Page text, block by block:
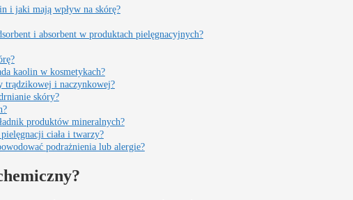
i jaki mają wpływ na skórę?
i absorbent w produktach pielęgnacyjnych?
kaolin w kosmetykach?
trądzikowej i naczynkowej?
skóry?
produktów mineralnych?
ciała i twarzy?
podrażnienia lub alergie?